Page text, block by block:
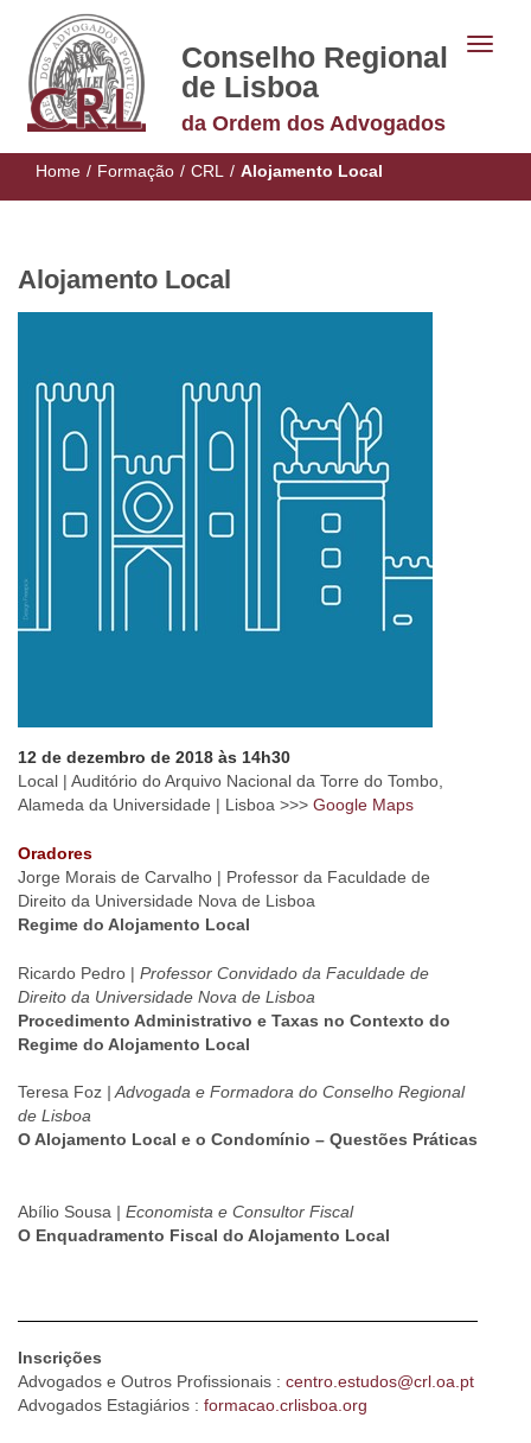
Conselho Regional
de Lisboa
da Ordem dos Advogados
Home / Formação / CRL / Alojamento Local
Alojamento Local
12 de dezembro de 2018 às 14h30
Local | Auditório do Arquivo Nacional da Torre do Tombo,
Alameda da Universidade | Lisboa >>> Google Maps
Oradores
Jorge Morais de Carvalho | Professor da Faculdade de
Direito da Universidade Nova de Lisboa
Regime do Alojamento Local
Ricardo Pedro | Professor Convidado da Faculdade de
Direito da Universidade Nova de Lisboa
Procedimento Administrativo e Taxas no Contexto do
Regime do Alojamento Local
Teresa Foz | Advogada e Formadora do Conselho Regional
de Lisboa
O Alojamento Local e o Condomínio – Questões Práticas
Abílio Sousa | Economista e Consultor Fiscal
O Enquadramento Fiscal do Alojamento Local
Inscrições
Advogados e Outros Profissionais : centro.estudos@crl.oa.pt
Advogados Estagiários : formacao.crlisboa.org